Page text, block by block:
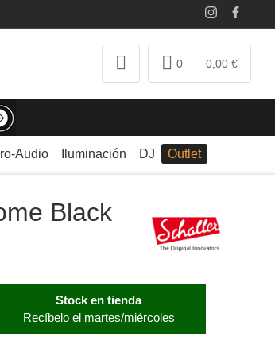
0 0,00 €
Audio Iluminación DJ Outlet
Black
Stock en tienda
Recíbelo el martes/miércoles